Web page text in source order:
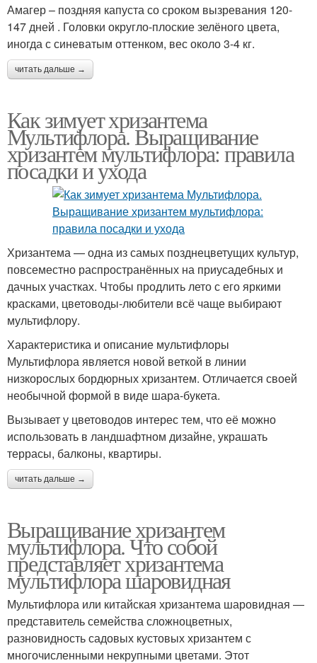
Амагер – поздняя капуста со сроком вызревания 120-
147 дней . Головки округло-плоские зелёного цвета,
иногда с синеватым оттенком, вес около 3-4 кг.
читать дальше →
Как зимует хризантема
Мультифлора. Выращивание
хризантем мультифлора: правила
посадки и ухода
Хризантема — одна из самых позднецветущих культур,
повсеместно распространённых на приусадебных и
дачных участках. Чтобы продлить лето с его яркими
красками, цветоводы-любители всё чаще выбирают
мультифлору.
Характеристика и описание мультифлоры
Мультифлора является новой веткой в линии
низкорослых бордюрных хризантем. Отличается своей
необычной формой в виде шара-букета.
Вызывает у цветоводов интерес тем, что её можно
использовать в ландшафтном дизайне, украшать
террасы, балконы, квартиры.
читать дальше →
Выращивание хризантем
мультифлора. Что собой
представляет хризантема
мультифлора шаровидная
Мультифлора или китайская хризантема шаровидная ―
представитель семейства сложноцветных,
разновидность садовых кустовых хризантем с
многочисленными некрупными цветами. Этот